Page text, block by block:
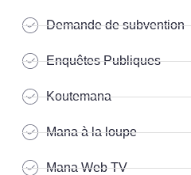
Demande de subvention
Enquêtes Publiques
Koutemana
Mana à la loupe
Mana Web TV